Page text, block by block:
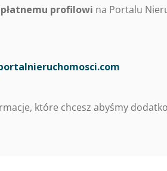
profilowi na Portalu
które chcesz abyśmy